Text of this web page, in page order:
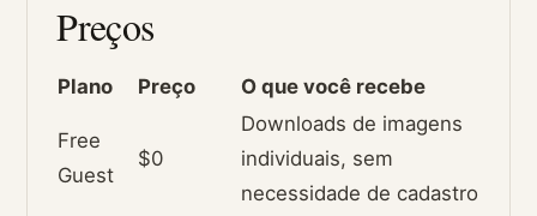
Preços
Plano Preço O que você recebe
Free
Guest
$0
Downloads de imagens
individuais, sem
necessidade de cadastro